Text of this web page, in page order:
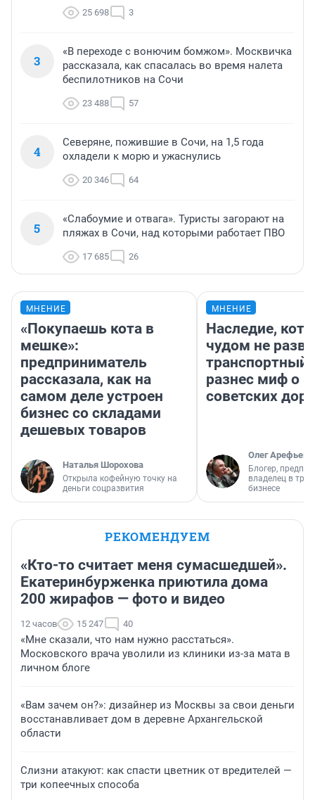
25 698 3
3
«В переходе с вонючим бомжом». Москвичка
рассказала, как спасалась во время налета
беспилотников на Сочи
23 488 57
4
Северяне, пожившие в Сочи, на 1,5 года
охладели к морю и ужаснулись
20 346 64
5
«Слабоумие и отвага». Туристы загорают на
пляжах в Сочи, над которыми работает ПВО
17 685 26
МНЕНИЕ
«Покупаешь кота в
мешке»:
предприниматель
рассказала, как на
самом деле устроен
бизнес со складами
дешевых товаров
Наталья Шорохова
Открыла кофейную точку на
деньги соцразвития
МНЕНИЕ
Наследие,
чудом не
транспортный
разнес миф о
советских
Олег Арефьев
Блогер,
владелец в
бизнесе
РЕКОМЕНДУЕМ
«Кто-то считает меня сумасшедшей».
Екатеринбурженка приютила дома
200 жирафов — фото и видео
12 часов 15 247 40
«Мне сказали, что нам нужно расстаться».
Московского врача уволили из клиники из-за мата в
личном блоге
«Вам зачем он?»: дизайнер из Москвы за свои деньги
восстанавливает дом в деревне Архангельской
области
Слизни атакуют: как спасти цветник от вредителей —
три копеечных способа